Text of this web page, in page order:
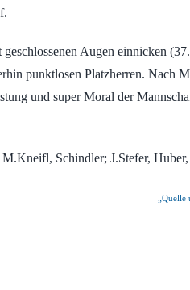
Augen einnicken
punktlosen Platzherren. Nach
und super Moral der
Schindler; J.Stefer,